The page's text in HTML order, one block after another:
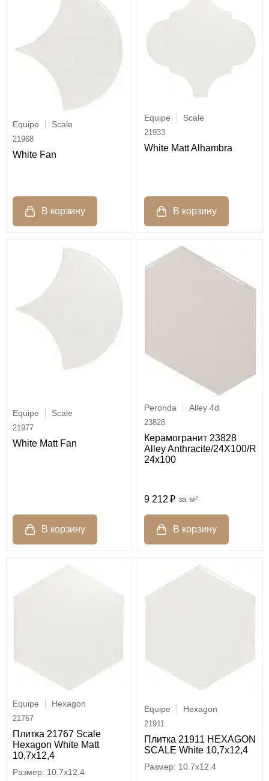
Equipe Scale
21968
White Fan
Equipe Scale
21933
White Matt Alhambra
Equipe Scale
21977
White Matt Fan
Peronda Alley 4d
23828
Керамогранит 23828
Alley Anthracite/24X100/R
24x100
9 212 м²
Equipe Hexagon
21767
Плитка 21767 Scale
Hexagon White Matt
10,7х12,4
10.7x12.4
Equipe Hexagon
21911
Плитка 21911 HEXAGON
SCALE White 10,7x12,4
10.7x12.4